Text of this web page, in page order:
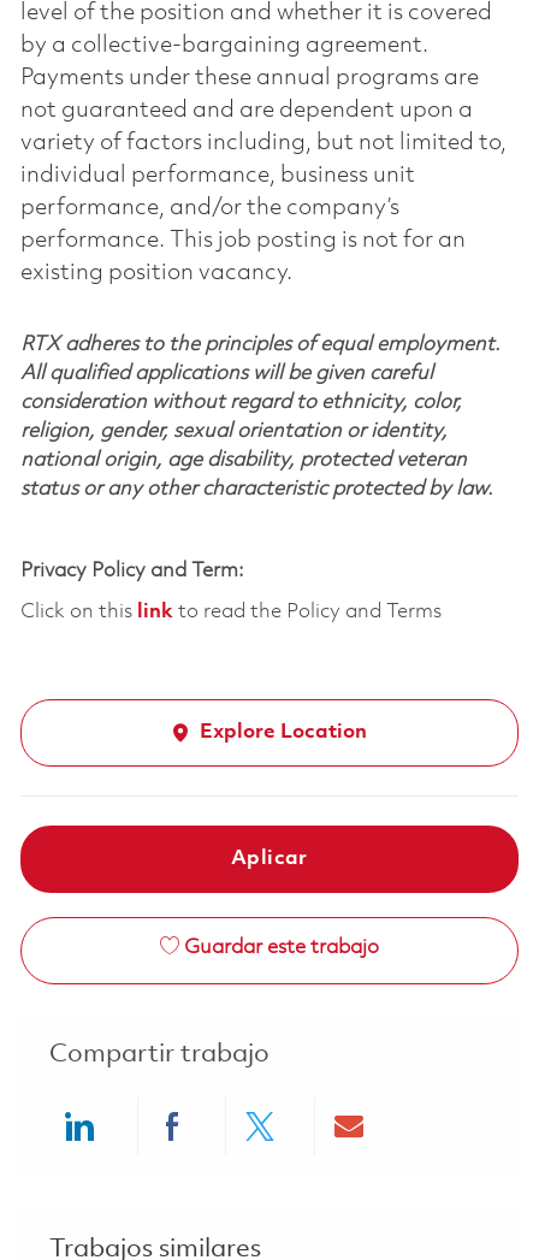
level of the position and whether it is covered
by a collective-bargaining agreement.
Payments under these annual programs are
not guaranteed and are dependent upon a
variety of factors including, but not limited to,
individual performance, business unit
performance, and/or the company’s
performance. This job posting is not for an
existing position vacancy.
RTX adheres to the principles of equal employment.
All qualified applications will be given careful
consideration without regard to ethnicity, color,
religion, gender, sexual orientation or identity,
national origin, age disability, protected veteran
status or any other characteristic protected by law.
Privacy Policy and Term:
Click on this linkto read the Policy and Terms
Explore Location
Aplicar
Guardar este trabajo
Compartir trabajo
Trabajos similares